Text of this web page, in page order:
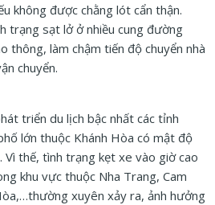
không được chằng lót cẩn thận.
trạng sạt lở ở nhiều cung đường
thông, làm chậm tiến độ chuyển nhà
chuyển.
triển du lịch bậc nhất các tỉnh
lớn thuộc Khánh Hòa có mật độ
Vì thế, tình trạng kẹt xe vào giờ cao
khu vực thuộc Nha Trang, Cam
xuyên xảy ra, ảnh hưởng